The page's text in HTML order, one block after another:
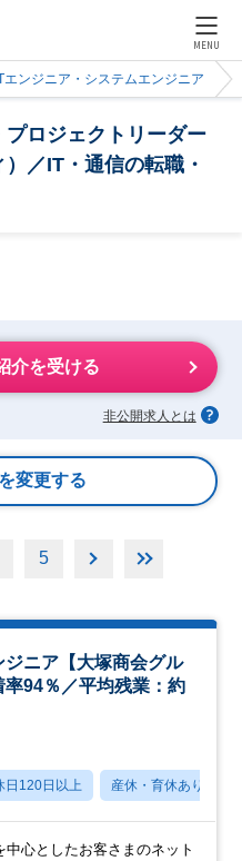
MENU
エンジニア・システムエンジニア
ロジェクトリーダー
／IT・通信の転職・
介を受ける
非公開求人とは
変更する
5
ニア【大塚商会グル
94％／平均残業：約
日120日以上 産休・育休あり
心としたお客さまのネット